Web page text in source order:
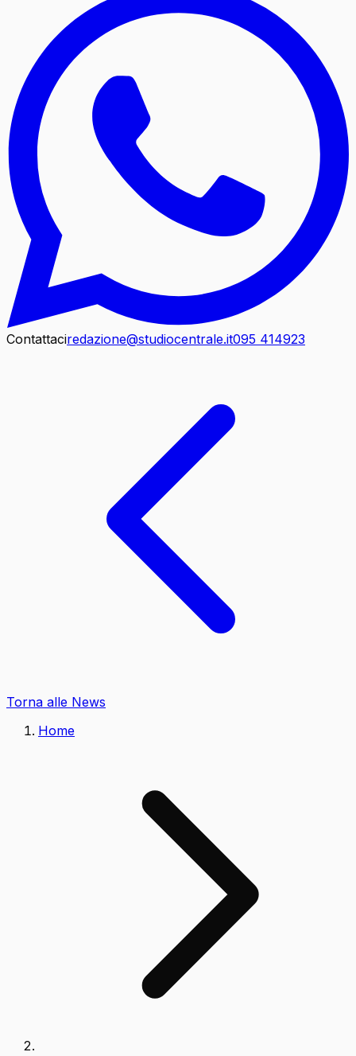
Contattaciredazione@studiocentrale.it095 414923
Torna alle News
Home